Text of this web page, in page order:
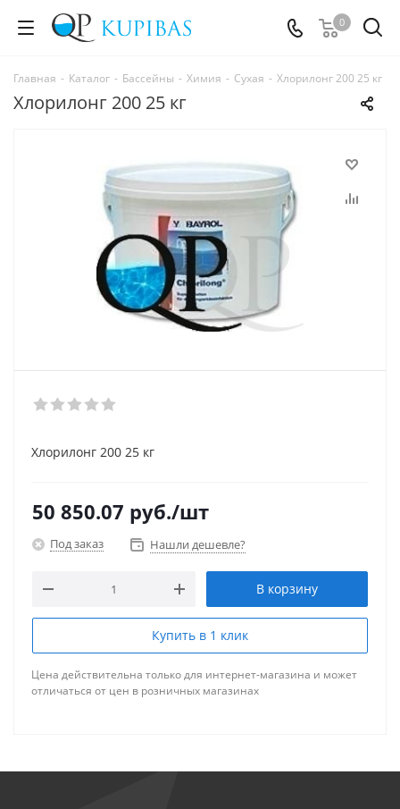
0
Главная - Каталог - Бассейны - Химия - Сухая - Хлорилонг 200 25 кг
Хлорилонг 200 25 кг
Хлорилонг 200 25 кг
50 850.07 руб./шт
Под заказ Нашли дешевле?
В корзину
Купить в 1 клик
Цена действительна только для интернет-магазина и может
отличаться от цен в розничных магазинах